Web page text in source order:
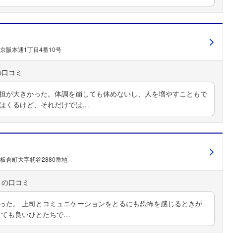
阪本通1丁目4番10号
が大きかった。体調を崩しても休めないし、人を増やすこともで
くるけど、それだけでは…
倉町大字籾谷2880番地
た。 上司とコミュニケーションをとるにも恐怖を感じるときが
も良いひとたちで…